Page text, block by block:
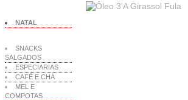
NATAL
SNACKS
SALGADOS
ESPECIARIAS
CAFÉ E CHÁ
MEL E
COMPOTAS